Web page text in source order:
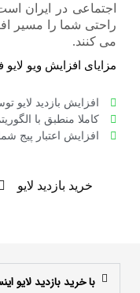
اجتماعی در ایران
راحتی شما را مسیر
می کنند.
مزایای افزایش ویو
افزایش بازدید لایو
کاملا منطبق با
افزایش اعتبار پیج
خرید بازدید لایو
با خرید بازدید لایو